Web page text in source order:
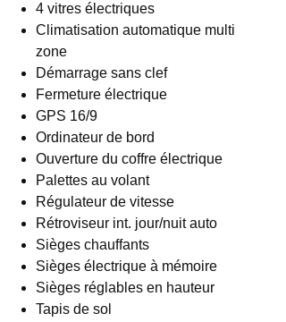
4 vitres électriques
Climatisation automatique multi
zone
Démarrage sans clef
Fermeture électrique
GPS 16/9
Ordinateur de bord
Ouverture du coffre électrique
Palettes au volant
Régulateur de vitesse
Rétroviseur int. jour/nuit auto
Sièges chauffants
Sièges électrique à mémoire
Sièges réglables en hauteur
Tapis de sol